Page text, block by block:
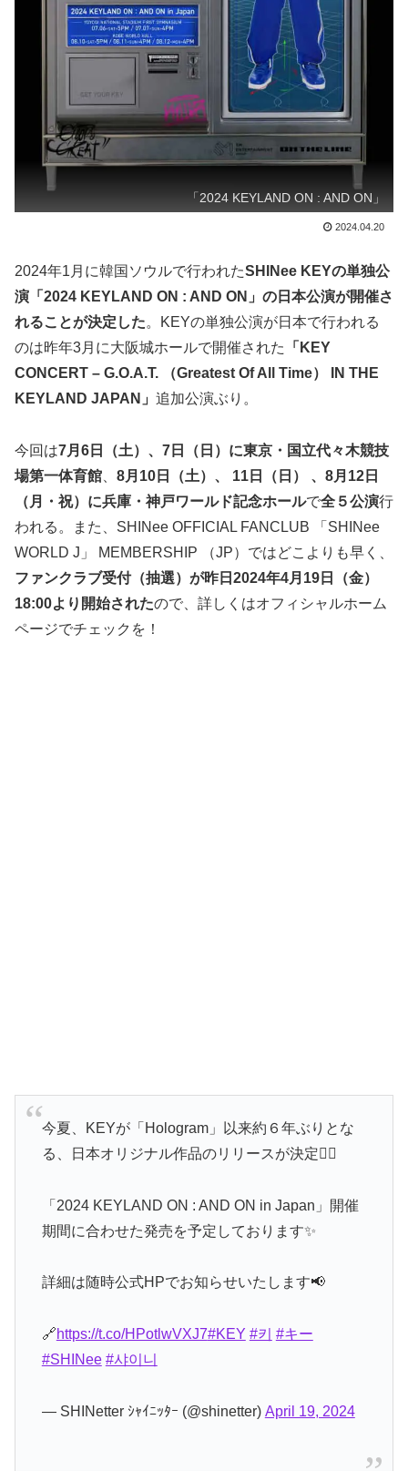
「2024 KEYLAND ON : AND ON」
2024.04.20
2024年1月に韓国ソウルで行われたSHINee KEYの単独公
演「2024 KEYLAND ON : AND ON」の日本公演が開催さ
れることが決定した。KEYの単独公演が日本で行われる
のは昨年3月に大阪城ホールで開催された
「KEY
CONCERT – G.O.A.T. （Greatest Of All Time） IN THE
KEYLAND JAPAN」 追加公演ぶり。
今回は7月6日（土）、7日（日）に東京・国立代々木競技
場第一体育館
8月10日（土）、 11日（日） 、8月12日
（月・祝）に兵庫・神戸ワールド記念ホールで全５公演行
われる。また、SHINee OFFICIAL FANCLUB 「SHINee
WORLD J」 MEMBERSHIP （JP）ではどこよりも早く、
ファンクラブ受付（抽選）が昨日2024年4月19日（金）
18:00より開始されたので、詳しくはオフィシャルホーム
ページでチェックを！
今夏、KEYが「Hologram」以来約６年ぶりとな
る、日本オリジナル作品のリリースが決定❤️‍🔥
「2024 KEYLAND ON : AND ON in Japan」開催
期間に合わせた発売を予定しております✨
詳細は随時公式HPでお知らせいたします📢
🔗https://t.co/HPotlwVXJ7#KEY #키
#キー
#SHINee #샤이니
— SHINetter ｼｬｲﾆｯﾀｰ (@shinetter) April 19, 2024